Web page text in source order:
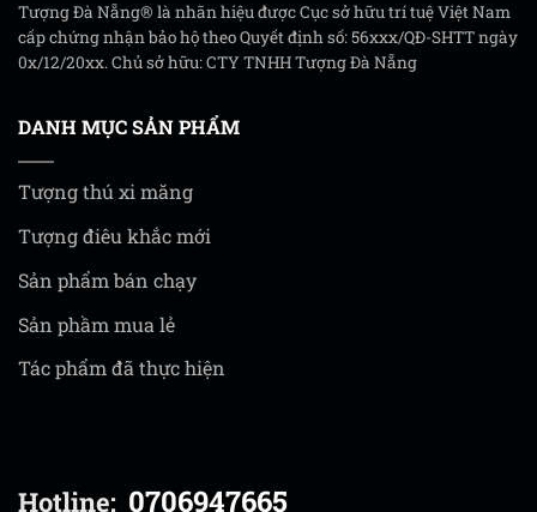
Tượng Đà Nẵng® là nhãn hiệu được Cục sở hữu trí tuệ Việt Nam
cấp chứng nhận bảo hộ theo Quyết định số: 56xxx/QĐ-SHTT ngày
0x/12/20xx. Chủ sở hữu: CTY TNHH Tượng Đà Nẵng
DANH MỤC SẢN PHẨM
Tượng thú xi măng
Tượng điêu khắc mới
Sản phẩm bán chạy
Sản phầm mua lẻ
Tác phẩm đã thực hiện
Hotline: 0706947665